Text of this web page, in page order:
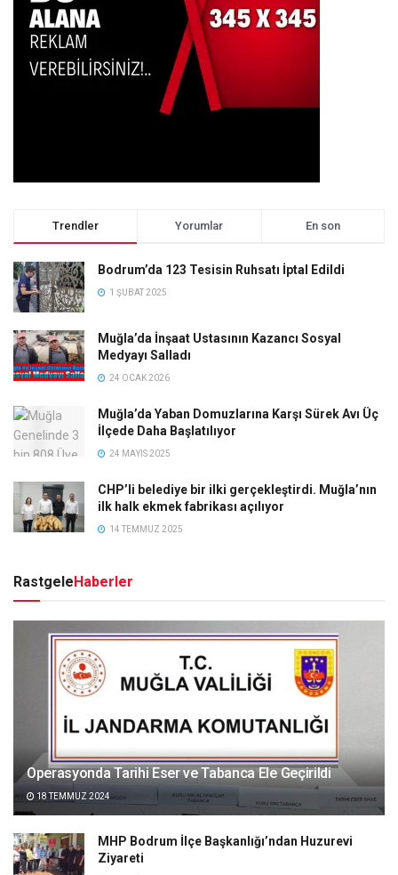
Trendler Yorumlar En son
Bodrum’da 123 Tesisin Ruhsatı İptal Edildi
1 ŞUBAT 2025
Muğla’da İnşaat Ustasının Kazancı Sosyal
Medyayı Salladı
24 OCAK 2026
Muğla’da Yaban Domuzlarına Karşı Sürek Avı Üç
İlçede Daha Başlatılıyor
24 MAYIS 2025
CHP’li belediye bir ilki gerçekleştirdi. Muğla’nın
ilk halk ekmek fabrikası açılıyor
14 TEMMUZ 2025
RastgeleHaberler
Operasyonda Tarihi Eser ve Tabanca Ele Geçirildi
18 TEMMUZ 2024
MHP Bodrum İlçe Başkanlığı’ndan Huzurevi
Ziyareti